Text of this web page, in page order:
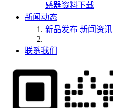
感器资料下载
新闻动态
新品发布 新闻资讯
联系我们